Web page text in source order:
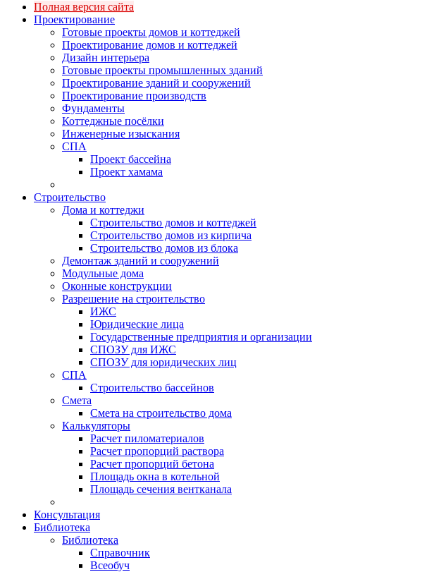
Полная версия сайта
Проектирование
Готовые проекты домов и коттеджей
Проектирование домов и коттеджей
Дизайн интерьера
Готовые проекты промышленных зданий
Проектирование зданий и сооружений
Проектирование производств
Фундаменты
Коттеджные посёлки
Инженерные изыскания
СПА
Проект бассейна
Проект хамама
Строительство
Дома и коттеджи
Строительство домов и коттеджей
Строительство домов из кирпича
Строительство домов из блока
Демонтаж зданий и сооружений
Модульные дома
Оконные конструкции
Разрешение на строительство
ИЖС
Юридические лица
Государственные предприятия и организации
СПОЗУ для ИЖС
СПОЗУ для юридических лиц
СПА
Строительство бассейнов
Смета
Смета на строительство дома
Калькуляторы
Расчет пиломатериалов
Расчет пропорций раствора
Расчет пропорций бетона
Площадь окна в котельной
Площадь сечения вентканала
Консультация
Библиотека
Библиотека
Справочник
Всеобуч